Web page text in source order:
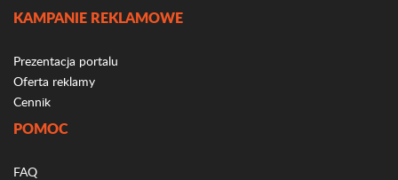
KAMPANIE REKLAMOWE
Prezentacja portalu
Oferta reklamy
Cennik
POMOC
FAQ